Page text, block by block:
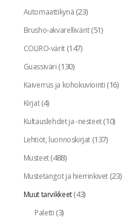
Automaattikynä(23)
Brusho-akvarellivärit(51)
COLIRO-värit(147)
Guassiväri(130)
Kaiverrus ja kohokuviointi(16)
Kirjat(4)
Kultauslehdet ja -nesteet(10)
Lehtiöt, luonnoskirjat(137)
Musteet(488)
Mustetangot ja hierrinkivet(23)
Muut tarvikkeet(43)
Paletti(3)